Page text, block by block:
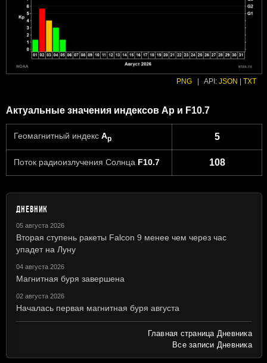
PNG API: JSON TXT
Актуальные значения индексов Ap и F10.7
Геомагнитный индекс Ap 5
Поток радиоизлучения Солнца F10.7 108
ДНЕВНИК
05 августа 2026
Вторая ступень ракеты Falcon 9 менее чем через час
упадет на Луну
04 августа 2026
Магнитная буря завершена
02 августа 2026
Началась первая магнитная буря августа
Главная страница Дневника
Все записи Дневника